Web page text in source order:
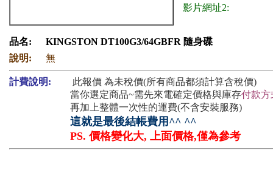
影片網址2:
品名:
KINGSTON DT100G3/64GBFR 隨身碟
說明:
無
計費說明:
此報價 為未稅價(所有商品都須計算含稅價)
當你選定商品~需先來電確定價格與庫存付款方
再加上整體一次性的運費(不含安裝服務)
這就是最後結帳費用^^ ^^
PS. 價格變化大, 上面價格,僅為參考